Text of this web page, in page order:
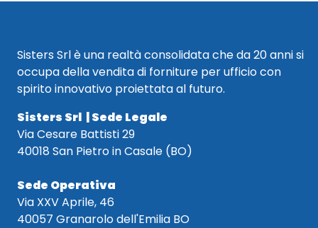
Sisters Srl è una realtà consolidata che da 20 anni si
occupa della vendita di forniture per ufficio con
spirito innovativo proiettata al futuro.
Sisters Srl | Sede Legale
Via Cesare Battisti 29
40018 San Pietro in Casale (BO)
Sede Operativa
Via XXV Aprile, 46
40057 Granarolo dell'Emilia BO